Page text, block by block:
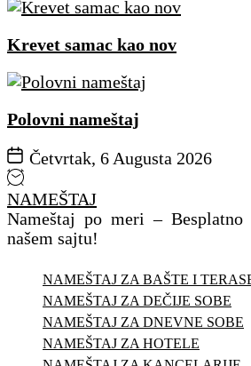
Krevet samac kao nov
Polovni nameštaj
Četvrtak, 6 Augusta 2026
NAMEŠTAJ
Nameštaj po meri – Besplatno
našem sajtu!
NAMEŠTAJ ZA BAŠTE I
NAMEŠTAJ ZA DEČIJE SOBE
NAMEŠTAJ ZA DNEVNE SOBE
NAMEŠTAJ ZA HOTELE